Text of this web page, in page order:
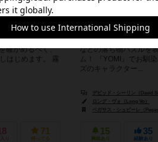
ガー シュピーレ出版（Heidelberger Spieleverlag）
2件
ラ。
れる “ゴーストカ
確かめるべく、
はじめます。 霧
り
71
持ってる
デッキ構築と落ち
デッキ構築ゲームで『
などの落ち物パズルを
ム！ 『YOMI』でお馴
ズのキャラクター...
デビッド・シーリン（David
ロング・ヴォ（Long Vo）
ペガサス・シュピーレ（
15
興味あり
35
経験あり